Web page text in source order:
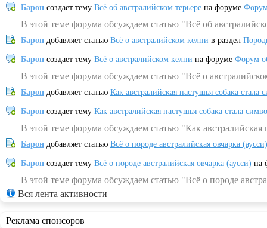
Барон создает тему Всё об австралийском терьере на форуме
В этой теме форума обсуждаем статью "Всё об
Барон добавляет статью Всё о австралийском келпи в раздел
Барон создает тему Всё о австралийском келпи на форуме Форум
В этой теме форума обсуждаем статью "Всё о
Барон добавляет статью Как австралийская пастушья собака
Барон создает тему Как австралийская пастушья собака стала
В этой теме форума обсуждаем статью "Как
Барон добавляет статью Всё о породе австралийская овчарка (аусси)
Барон создает тему Всё о породе австралийская овчарка (аусси) на
В этой теме форума обсуждаем статью "Всё о породе
Вся лента активности
Реклама спонсоров